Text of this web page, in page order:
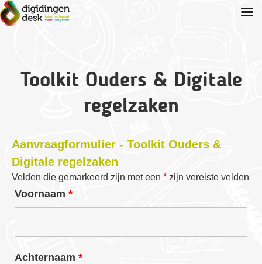
Spring
naar
Toolkit Ouders & Digitale
regelzaken
Aanvraagformulier - Toolkit Ouders &
Digitale regelzaken
Velden die gemarkeerd zijn met een * zijn vereiste velden
Voornaam *
Achternaam *